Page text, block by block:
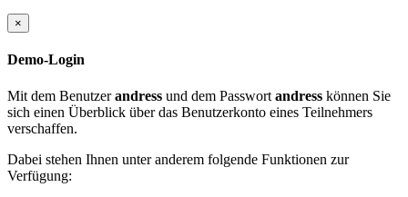
×
Demo-Login
Mit dem Benutzerandress und dem Passwort andress können Sie
sich einen Überblick über das Benutzerkonto eines Teilnehmers
verschaffen.
Dabei stehen Ihnen unter anderem folgende Funktionen zur
Verfügung: